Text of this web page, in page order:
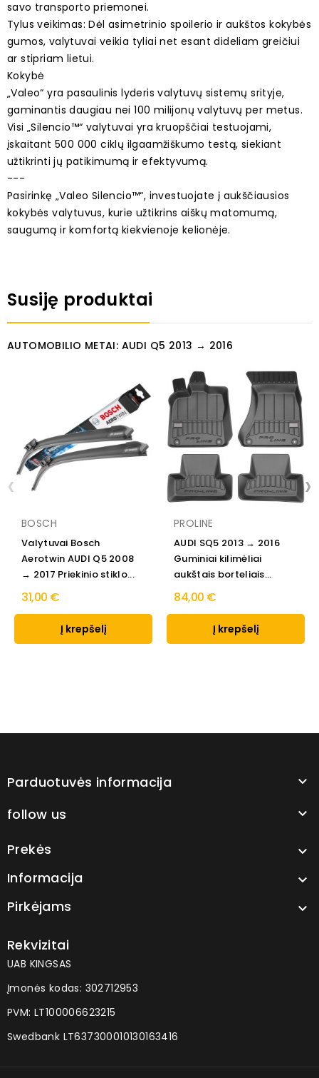
savo transporto priemonei.
Tylus veikimas: Dėl asimetrinio spoilerio ir aukštos kokybės
gumos, valytuvai veikia tyliai net esant dideliam greičiui
ar stipriam lietui.
Kokybė
„Valeo“ yra pasaulinis lyderis valytuvų sistemų srityje,
gaminantis daugiau nei 100 milijonų valytuvų per metus.
Visi „Silencio™“ valytuvai yra kruopščiai testuojami,
įskaitant 500 000 ciklų ilgaamžiškumo testą, siekiant
užtikrinti jų patikimumą ir efektyvumą.
---
Pasirinkę „Valeo Silencio™“, investuojate į aukščiausios
kokybės valytuvus, kurie užtikrins aiškų matomumą,
saugumą ir komfortą kiekvienoje kelionėje.
Susiję produktai
AUTOMOBILIO METAI: AUDI Q5 2013 → 2016
BOSCH
Valytuvai Bosch
Aerotwin AUDI Q5 2008
→ 2017 Priekinio stiklo...
31,00 €
Į krepšelį
PROLINE
AUDI SQ5 2013 → 2016
Guminiai kilimėliai
aukštais borteliais...
84,00 €
Į krepšelį
‹ ›
Parduotuvės informacija 
follow us 
Prekės 
Informacija 
Pirkėjams 
Rekvizitai
UAB KINGSAS
Įmonės kodas: 302712953
PVM: LT100006623215
Swedbank LT637300010130163416